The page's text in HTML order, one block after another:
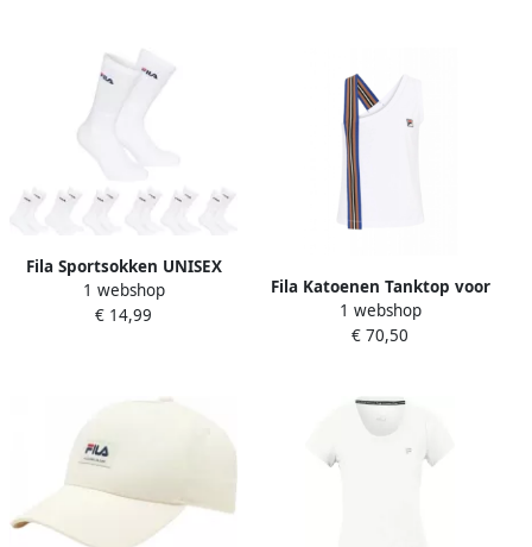
Fila Sportsokken UNISEX
CREW TENNIS FULL TERRY
SOCKS (6 paar)
1 webshop
€ 14,99
Fila Katoenen Tanktop voor
Vrouwen White Dames
1 webshop
€ 70,50